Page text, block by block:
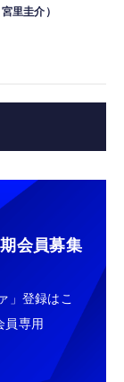
里圭介）
会員募集
」登録はこ
員専用